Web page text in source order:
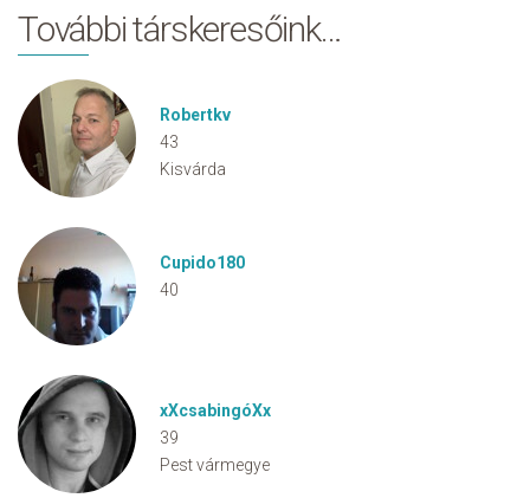
További társkeresőink…
Robertkv
43
Kisvárda
Cupido180
40
xXcsabingóXx
39
Pest vármegye